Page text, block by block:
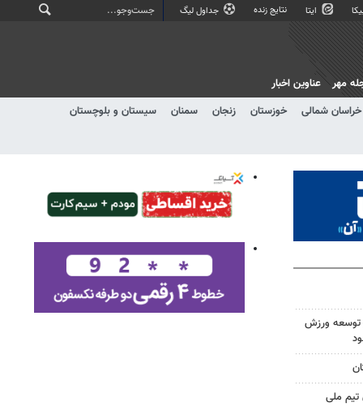
ایتا نتایج زنده جداول لیگ
خراسان شمالی خوزستان زنجان سمنان
سیستان و بلوچستان
مهر عناوین اخبار
توسعه ورزش
تیم ملی